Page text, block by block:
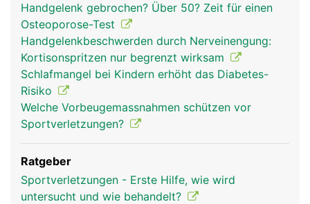
Handgelenk gebrochen? Über 50? Zeit für einen
Osteoporose-Test
Handgelenkbeschwerden durch Nerveinengung:
Kortisonspritzen nur begrenzt wirksam
Schlafmangel bei Kindern erhöht das Diabetes-
Risiko
Welche Vorbeugemassnahmen schützen vor
Sportverletzungen?
Ratgeber
Sportverletzungen - Erste Hilfe, wie wird
untersucht und wie behandelt?